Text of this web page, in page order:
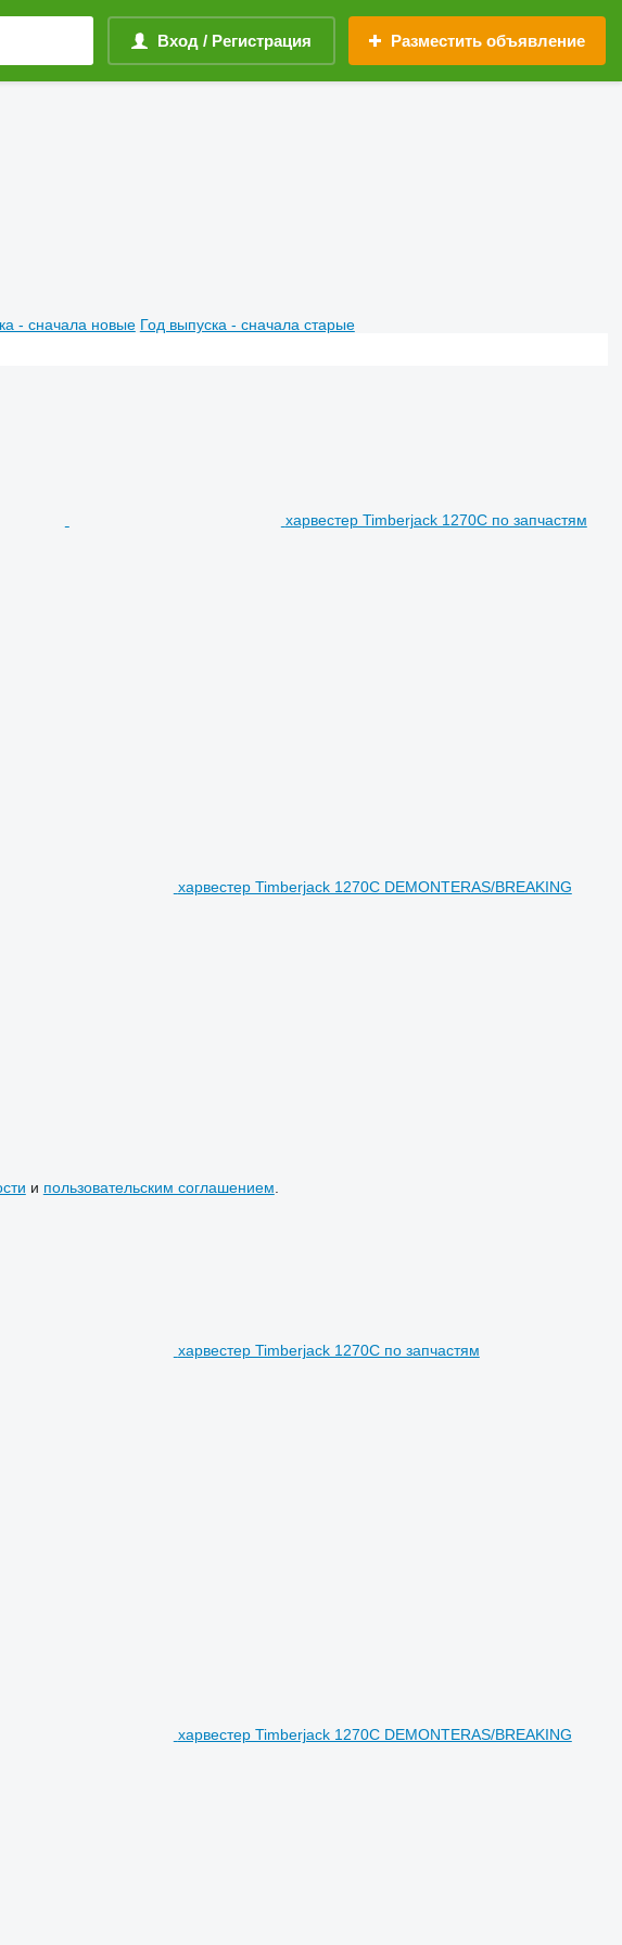
Вход / Регистрация Разместить объявление
- сначала новые Год выпуска - сначала старые
харвестер Timberjack 1270C по запчастям
харвестер Timberjack 1270C DEMONTERAS/BREAKING
и пользовательским соглашением
харвестер Timberjack 1270C по запчастям
харвестер Timberjack 1270C DEMONTERAS/BREAKING